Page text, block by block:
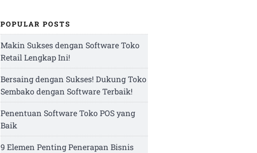
POPULAR POSTS
Makin Sukses dengan Software Toko
Retail Lengkap Ini!
Bersaing dengan Sukses! Dukung Toko
Sembako dengan Software Terbaik!
Penentuan Software Toko POS yang
Baik
9 Elemen Penting Penerapan Bisnis